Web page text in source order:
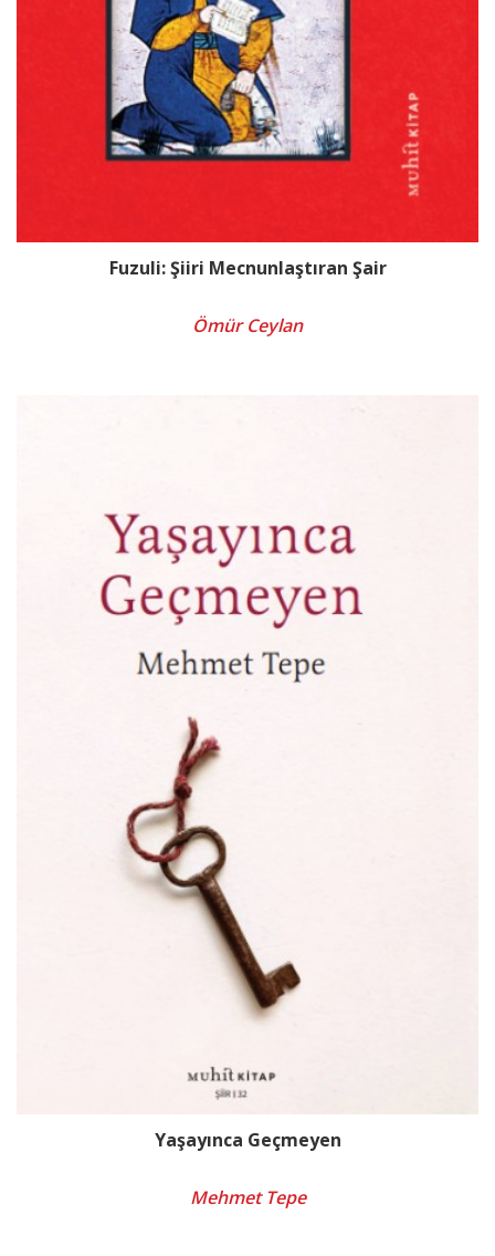
Fuzuli: Şiiri Mecnunlaştıran Şair
Ömür Ceylan
Yaşayınca Geçmeyen
Mehmet Tepe